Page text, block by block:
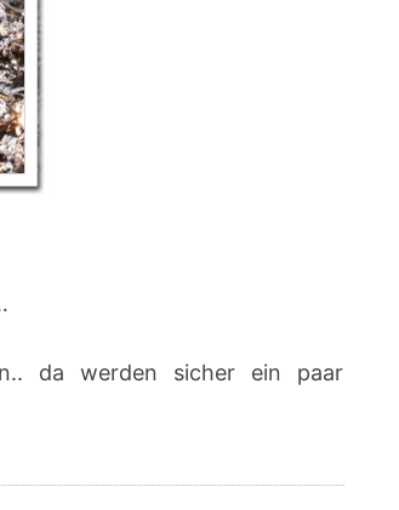
da werden sicher ein paar